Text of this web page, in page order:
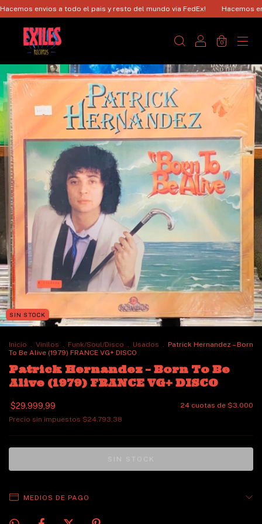
envios a todo el pais y resto del mundo via FedEx! Hacemos
0
SIN STOCK
Inicio . Vinilos . Funk/Soul/Disco . Usados . Patrick Hernandez ‎– Born
To Be Alive (1979) FRANCE VG+ DISCO
Patrick Hernandez ‎– Born To Be
Alive (1979) FRANCE VG+ DISCO
$29.999,99 24 cuotas de $3.000
Precio sin impuestos $24.793,38
MEDIOS DE PAGO